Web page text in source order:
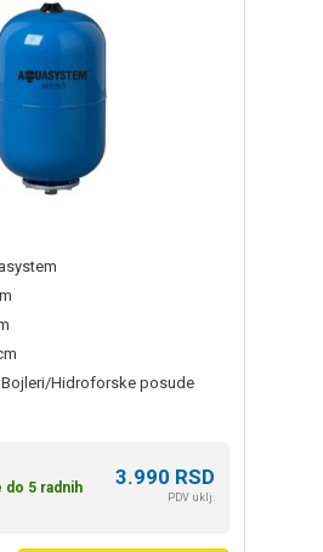
Bojleri/Hidroforske posude
do 5 radnih
3.990 RSD
PDV uklj.